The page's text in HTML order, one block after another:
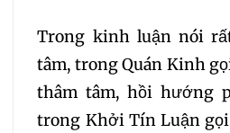
116 117
120 121
Trong kinh luận nói
tâm, trong Quán Kinh
thâm tâm, hồi hướng
trong Khởi Tín Luận